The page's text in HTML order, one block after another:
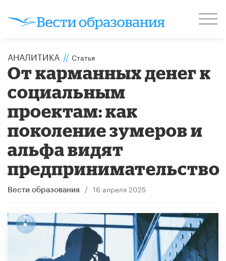
АНАЛИТИКА // Статья
От карманных денег к
социальным
проектам: как
поколение зумеров и
альфа видят
предпринимательство
Вести образования / 16 апреля 2025